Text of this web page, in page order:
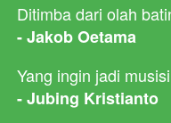
Ditimba dari olah
- Jakob Oetama
Yang ingin jadi
- Jubing Kristianto